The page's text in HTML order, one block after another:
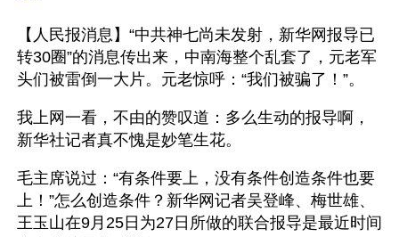
【人民报消息】“中共神七尚未发射，新华网报导已
转30圈”的消息传出来，中南海整个乱套了，元老军
头们被雷倒一大片。元老惊呼：“我们被骗了！”。
我上网一看，不由的赞叹道：多么生动的报导啊，
新华社记者真不愧是妙笔生花。
毛主席说过：“有条件要上，没有条件创造条件也要
上！”怎么创造条件？新华网记者吴登峰、梅世雄、
王玉山在9月25日为27日所做的联合报导是最近时间